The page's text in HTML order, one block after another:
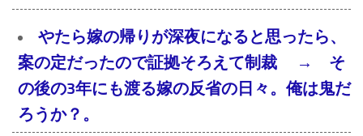
やたら嫁の帰りが深夜になると思ったら、
案の定だったので証拠そろえて制裁 → そ
の後の3年にも渡る嫁の反省の日々。俺は鬼だ
ろうか？。